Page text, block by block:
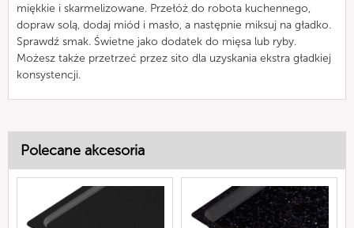
miękkie i skarmelizowane. Przełóż do robota kuchennego,
dopraw solą, dodaj miód i masło, a następnie miksuj na gładko.
Sprawdź smak. Świetne jako dodatek do mięsa lub ryby.
Możesz także przetrzeć przez sito dla uzyskania ekstra gładkiej
konsystencji.
Polecane akcesoria